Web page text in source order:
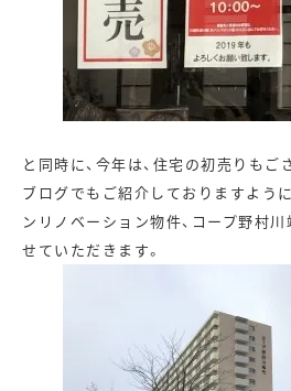
と同時に、今年は、住宅の初売りもご
ブログでもご紹介しておりますよう
ンリノベーション物件、コープ野村
せていただきます。